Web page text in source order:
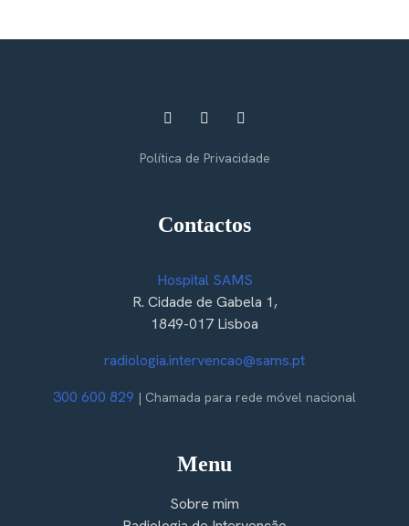
Política de Privacidade
Contactos
Hospital SAMS
R. Cidade de Gabela 1,
1849-017 Lisboa
radiologia.intervencao@sams.pt
300 600 829 | Chamada para rede móvel nacional
Menu
Sobre mim